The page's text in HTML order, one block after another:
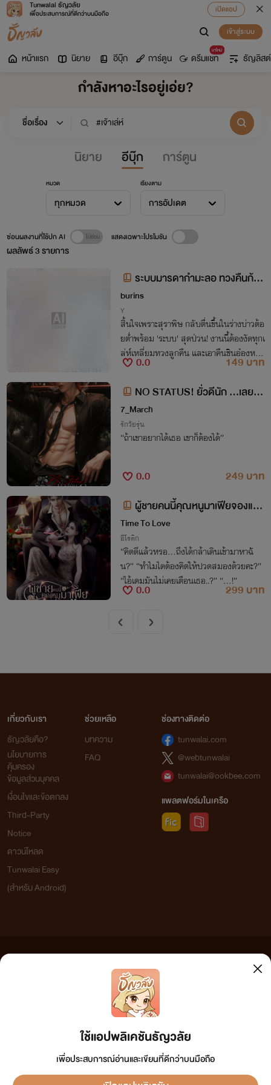
Tunwalai ธัญวลัย
เพื่อประสบการณ์ที่ดีกว่าบนมือถือ
เปิดแอป
เข้าสู่ระบบ
หน้าแรก นิยาย อีบุ๊ก การ์ตูน
มาใหม่
ดรีมแชท ธัญลิสต์
กำลังหาอะไรอยู่เอ่ย?
นิยาย อีบุ๊ก การ์ตูน
หมวด
ทุกหมวด
เรียงตาม
การอัปเดต
ผลลัพธ์3รายการ
ซ่อนผลงานที่ใช้ปก AI แสดงเฉพาะโปรโมชัน
ระบบมารดากำมะลอ ทวงคืนก้อ
นแป้งจากชินอ๋องไร้ใจ
burins
Y
สิ้นใจเพราะสุราพิษ กลับตื่นขึ้นในร่างบ่าวต้อ
ยต่ำพร้อม 'ระบบ' สุดป่วน! งานนี้ต้องงัดทุกเ
ล่ห์เหลี่ยมทวงลูกคืน และเอาคืนชินอ๋องหน้า
ตายที่เคยสั่งประหารเขาให้หอนเป็นหมา!
0.0
149 บาท
NO STATUS! ยั่วดีนัก …เลยรัก
หมดใจ (ข้างแรม x ธิริ)
7_March
รักวัยรุ่น
“ถ้าเขาอยากได้เธอ เขาก็ต้องได้”
0.0
249 บาท
ผู้ชายคนนี้คุณหนูมาเฟียจองแล้ว
[เซตมาเฟียรุ่นลูก] NC25+++[เจโรม
+ไดอาน่า] กินดุ เก็บทรง คลั่ง เย็นชา
Time To Love
อีโรติก
“คิดดีแล้วหรอ…ถึงได้กล้าเดินเข้ามาหาฉั
น?” “ทำไมไดต้องคิดให้ปวดสมองด้วยคะ?”
“ไอ้เดมมันไม่เคยเตือนเธอ..?” “…!”
0.0 299 บาท
ใช้แอปพลิเคชันธัญวลัย
เพื่อประสบการณ์อ่านและเขียนที่ดีกว่าบนมือถือ
เกี่ยวกับเรา
ธัญวลัยคือ?
นโยบายการ
คุ้มครอง
ข้อมูลส่วนบุคคล
เงื่อนไขและข้อตกลง
Third-Party
Notice
ดาวน์โหลด
Tunwalai Easy
(สำหรับ Android)
ช่วยเหลือ
บทความ
FAQ
ช่องทางติดต่อ
tunwalai.com
@webtunwalai
tunwalai@ookbee.com
แพลตฟอร์มในเครือ
เว็บไซต์แห่งนี้ไม่ได้เห็นด้วยและไม่ขอรับผิดชอบต่อข้อความใดๆ ทั้งสิ้น ดังนั้นผู้อ่านทุกท่านโปรดใช้
วิจารณญาณในการกลั่นกรองด้วยตนเอง และหากท่านพบข้อความใดๆ ที่ขัดต่อกฎหมายและศีลธรรม
กรุณาแจ้งมาที่ tunwalai@ookbee.com เพื่อทีมงานจะได้ดำเนินการในทันที ทั้งนี้ ทางเว็บไซต์ขอสงวน
ลิขสิทธิ์ตามพระราชบัญญัติลิขสิทธิ์ (ฉบับเพิ่มเติม) พ.ศ.2558